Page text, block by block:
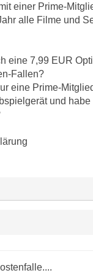
einer Prime-
alle Filme und
eine 7,99 EUR
Fallen?
eine Prime-
und